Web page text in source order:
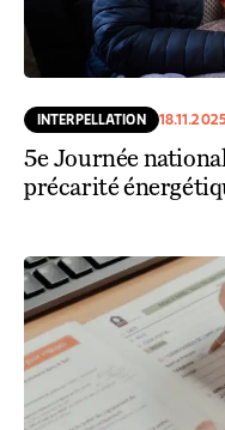
INTERPELLATION
5e Journée
précarité